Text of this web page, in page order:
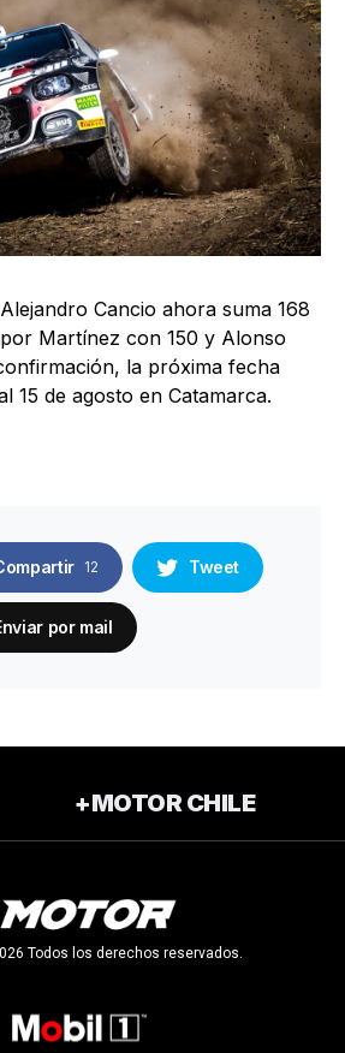
Cancio ahora suma 168
Martínez con 150 y Alonso
la próxima fecha
15 de agosto en Catamarca.
12 Tweet
por mail
+MOTOR CHILE
Todos los derechos reservados.